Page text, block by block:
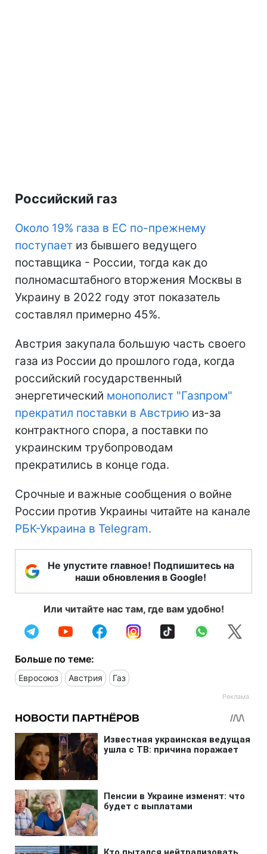
Российский газ
Около 19% газа в ЕС по-прежнему
поступает из бывшего ведущего
поставщика - России, тогда как до
полномасштабного вторжения Москвы в
Украину в 2022 году этот показатель
составлял примерно 45%.
Австрия закупала большую часть своего
газа из России до прошлого года, когда
российский государственный
энергетический монополист "Газпром"
прекратил поставки в Австрию из-за
контрактного спора, а поставки по
украинским трубопроводам
прекратились в конце года.
Срочные и важные сообщения о войне
России против Украины читайте на канале
РБК-Украина в Telegram.
Не упустите главное! Подпишитесь на
наши обновления в Google!
Или читайте нас там, где вам удобно!
Больше по теме:
Евросоюз Австрия Газ